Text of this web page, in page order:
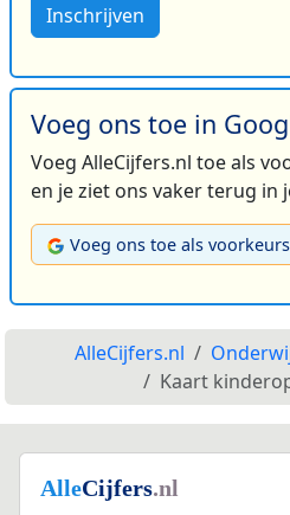
Inschrijven
Voeg ons toe in
Voeg AlleCijfers.nl toe als
en je ziet ons vaker terug in
Voeg ons toe als
AlleCijfers.nl
Kaart